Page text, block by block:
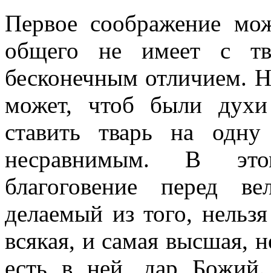
Первое соображение
общего не имеет с
бесконечным отличием.
может, чтоб были
ставить тварь на
несравнимым. В
благоговение перед
делаемый из того,
всякая, и самая высшая,
есть в ней, дар